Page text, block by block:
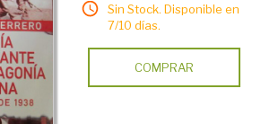
Sin Stock. Disponible en
7/10 días.
COMPRAR